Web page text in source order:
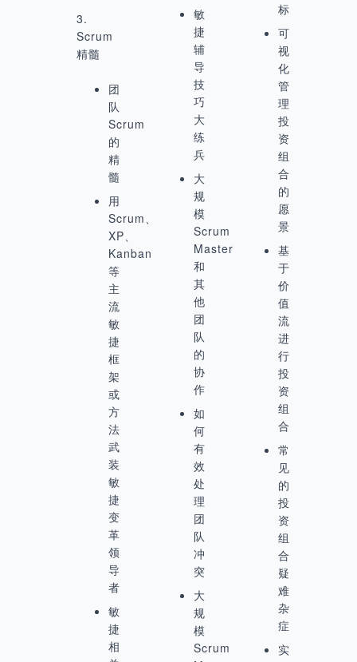
3.
Scrum
精髓
团
队
Scrum
的
精
髓
用
Scrum、
XP、
Kanban
等
主
流
敏
捷
框
架
或
方
法
武
装
敏
捷
变
革
领
导
者
敏
捷
相
敏
捷
辅
导
技
巧
大
练
兵
大
规
模
Scrum
Master
和
其
他
团
队
的
协
作
如
何
有
效
处
理
团
队
冲
突
大
规
模
Scrum
标
可
视
化
管
理
投
资
组
合
的
愿
景
基
于
价
值
流
进
行
投
资
组
合
常
见
的
投
资
组
合
疑
难
杂
症
实